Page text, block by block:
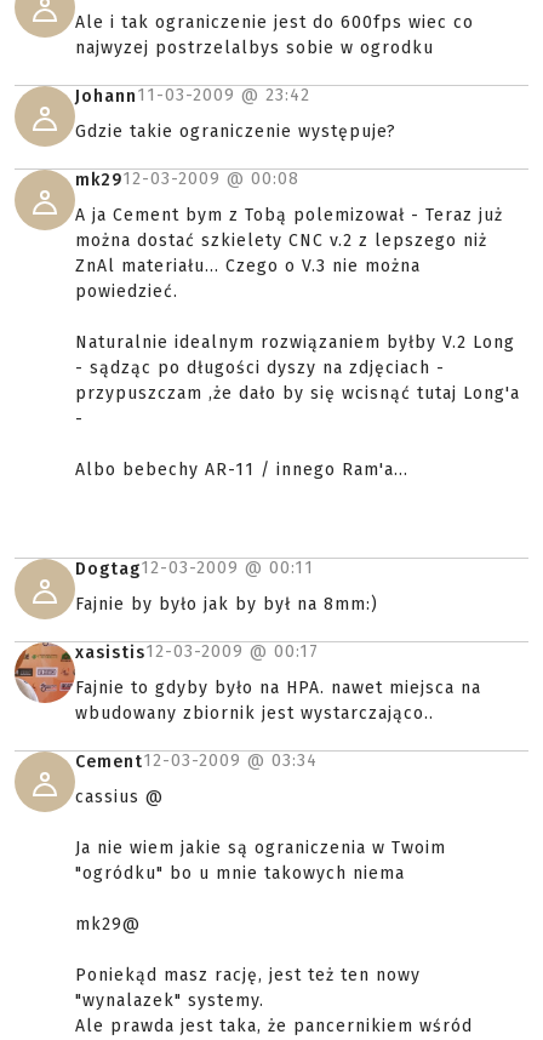
Ale i tak ograniczenie jest do 600fps wiec co
najwyzej postrzelalbys sobie w ogrodku
Johann11-03-2009 @ 23:42
Gdzie takie ograniczenie występuje?
mk2912-03-2009 @ 00:08
A ja Cement bym z Tobą polemizował - Teraz już
można dostać szkielety CNC v.2 z lepszego niż
ZnAl materiału... Czego o V.3 nie można
powiedzieć.
Naturalnie idealnym rozwiązaniem byłby V.2 Long
- sądząc po długości dyszy na zdjęciach -
przypuszczam ,że dało by się wcisnąć tutaj Long'a
-
Albo bebechy AR-11 / innego Ram'a...
Dogtag12-03-2009 @ 00:11
Fajnie by było jak by był na 8mm:)
xasistis12-03-2009 @ 00:17
Fajnie to gdyby było na HPA. nawet miejsca na
wbudowany zbiornik jest wystarczająco..
Cement12-03-2009 @ 03:34
cassius @
Ja nie wiem jakie są ograniczenia w Twoim
"ogródku" bo u mnie takowych niema
mk29@
Poniekąd masz rację, jest też ten nowy
"wynalazek" systemy.
Ale prawda jest taka, że pancernikiem wśród